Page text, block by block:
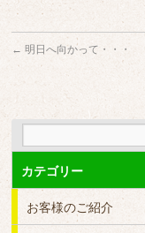
← 明日へ向かって・・・
カテゴリー
お客様のご紹介